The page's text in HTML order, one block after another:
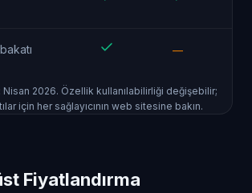
—
Nisan 2026. Özellik kullanılabilirliği değişebilir;
için her sağlayıcının web sitesine bakın.
Fiyatlandırma